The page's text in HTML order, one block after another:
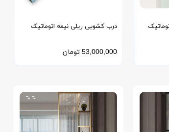
درب کشویی ریلی نیمه اتوماتیک
GS700 ژاپن
53,000,000 تومان